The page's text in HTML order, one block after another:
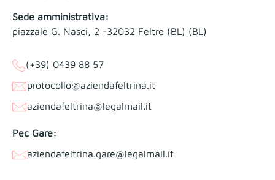
Sede amministrativa:
piazzale G. Nasci, 2 -32032 Feltre (BL) (BL)
(+39) 0439 88 57
protocollo@aziendafeltrina.it
aziendafeltrina@legalmail.it
Pec Gare:
aziendafeltrina.gare@legalmail.it